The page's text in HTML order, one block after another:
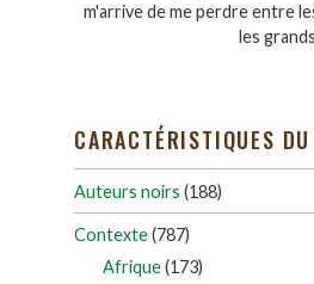
m'arrive de me perdre entre
les
CARACTÉRISTIQUES
Auteurs noirs (188)
Contexte(787)
Afrique(173)